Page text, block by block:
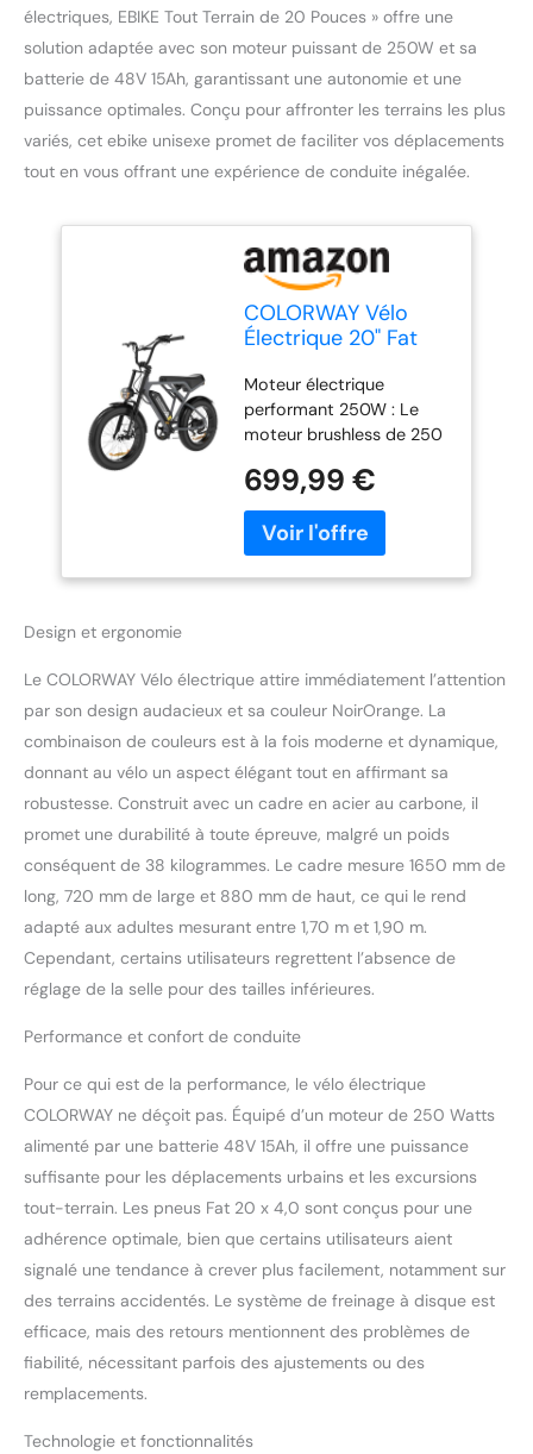
électriques, EBIKE Tout Terrain de 20 Pouces » offre une
solution adaptée avec son moteur puissant de 250W et sa
batterie de 48V 15Ah, garantissant une autonomie et une
puissance optimales. Conçu pour affronter les terrains les plus
variés, cet ebike unisexe promet de faciliter vos déplacements
tout en vous offrant une expérience de conduite inégalée.
COLORWAY Vélo
Électrique 20" Fat
Adultes, Électrique
Tout Terrain Homme,
Batterie Amovible
36V 12Ah Grande
Autonomie, avec
Écran LCD
Intelligent, Freins à
Disque-BK29G
Moteur électrique
performant 250W : Le
moteur brushless de 250
fluide et stable, idéale
pour les trajets urbains,
les déplacements
quotidiens et les balades
en ville avec ce vélo
36 V 12 Ah permet une
recharge pratique à
domicile ou au bureau et
adaptée aux besoins
quotidiens d’un vélo
électrique urbain. Pneus
Fat Tire 20×4.0 pouces :
20 x 4.0 assurent une
excellente adhérence et
une grande stabilité sur
route, pavés, chemins
irrégulières, pour une
et sécurisée. Éclairage
avant puissant et double
d’un phare avant
lumineux pour une
meilleure visibilité de nuit
et de doubles freins à
disque mécaniques
assurant un freinage
fiable et réactif pour une
conduite plus sûre en ville
comme sur route. Écran
temps réel la vitesse, le
699,99 €
Design et ergonomie
Le COLORWAY Vélo électrique attire immédiatement l’attention
par son design audacieux et sa couleur NoirOrange. La
combinaison de couleurs est à la fois moderne et dynamique,
donnant au vélo un aspect élégant tout en affirmant sa
robustesse. Construit avec un cadre en acier au carbone, il
promet une durabilité à toute épreuve, malgré un poids
conséquent de 38 kilogrammes. Le cadre mesure 1650 mm de
long, 720 mm de large et 880 mm de haut, ce qui le rend
adapté aux adultes mesurant entre 1,70 m et 1,90 m.
Cependant, certains utilisateurs regrettent l’absence de
réglage de la selle pour des tailles inférieures.
Performance et confort de conduite
Pour ce qui est de la performance, le vélo électrique
COLORWAY ne déçoit pas. Équipé d’un moteur de 250 Watts
alimenté par une batterie 48V 15Ah, il offre une puissance
suffisante pour les déplacements urbains et les excursions
tout-terrain. Les pneus Fat 20 x 4,0 sont conçus pour une
adhérence optimale, bien que certains utilisateurs aient
signalé une tendance à crever plus facilement, notamment sur
des terrains accidentés. Le système de freinage à disque est
efficace, mais des retours mentionnent des problèmes de
fiabilité, nécessitant parfois des ajustements ou des
remplacements.
Technologie et fonctionnalités